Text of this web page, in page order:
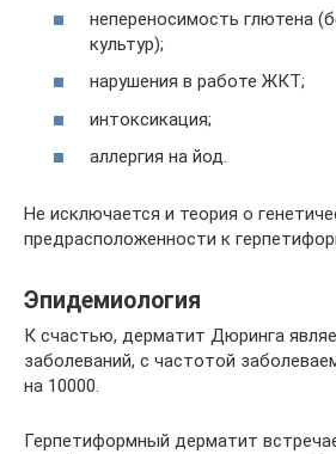
непереносимость глютена
культур);
нарушения в работе ЖКТ;
интоксикация;
аллергия на йод.
Не исключается и теория о
предрасположенности к
Эпидемиология
К счастью, дерматит Дюринга
заболеваний, с частотой
на 10000.
Герпетиформный дерматит